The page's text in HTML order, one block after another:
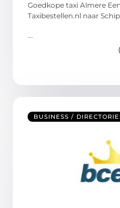
Goedkope taxi Almere
Taxibestellen.nl naar
BUSINESS /